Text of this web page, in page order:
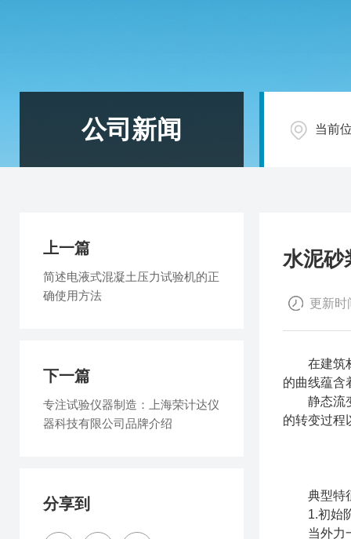
公司新闻 当前
水泥砂
更新时
在建筑材
的曲线蕴含
静态流变
的转变过程
典型特
1.初始
当外力一
上一篇
简述电液式混凝土压力试验机的正
确使用方法
下一篇
专注试验仪器制造：上海荣计达仪
器科技有限公司品牌介绍
分享到